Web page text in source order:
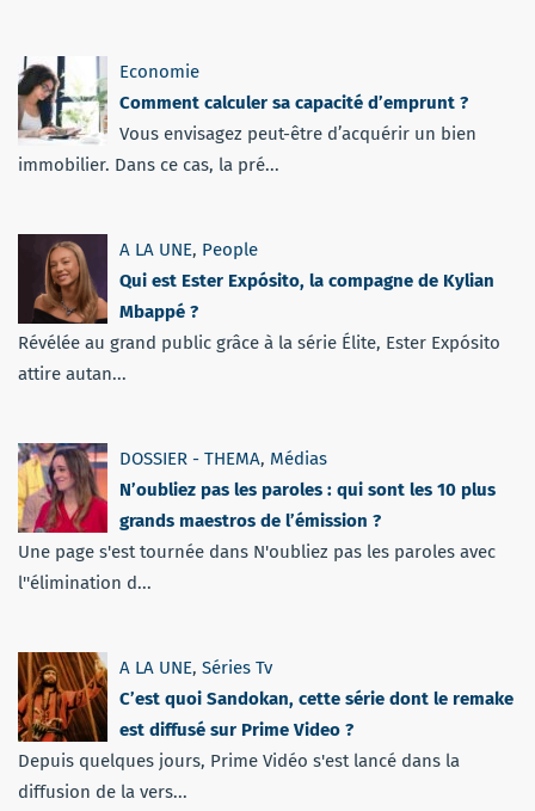
Economie
Comment calculer sa capacité d’emprunt ?
Vous envisagez peut-être d’acquérir un bien
immobilier. Dans ce cas, la pré...
A LA UNE, People
Qui est Ester Expósito, la compagne de Kylian
Mbappé ?
Révélée au grand public grâce à la série Élite, Ester Expósito
attire autan...
DOSSIER - THEMA, Médias
N’oubliez pas les paroles : qui sont les 10 plus
grands maestros de l’émission ?
Une page s'est tournée dans N'oubliez pas les paroles avec
l''élimination d...
A LA UNE, Séries Tv
C’est quoi Sandokan, cette série dont le remake
est diffusé sur Prime Video ?
Depuis quelques jours, Prime Vidéo s'est lancé dans la
diffusion de la vers...